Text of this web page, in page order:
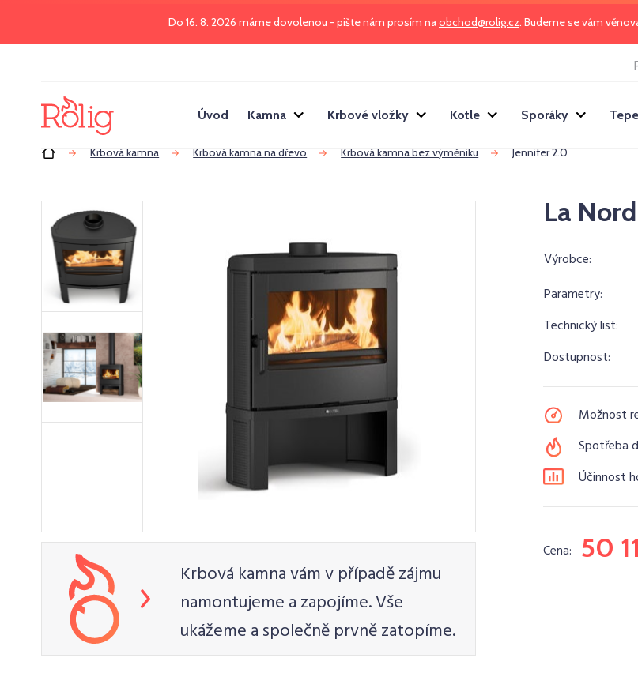
Do 16. 8. 2026 máme dovolenou - pište nám prosím naobchod@rolig.cz. Budeme se vám
Úvod Kamna Krbové vložky Kotle Sporáky
Úvod Krbová kamna Krbová kamna na dřevo Krbová kamna bez výměníku Jennifer 2.0
Krbová kamna vám v případě zájmu
namontujeme a zapojíme. Vše
ukážeme a společně prvně zatopíme.
La
Výrobce:
Parametry:
Technický list:
Dostupnost:
Možnost
Spotřeba
Účinnost
Cena: 50